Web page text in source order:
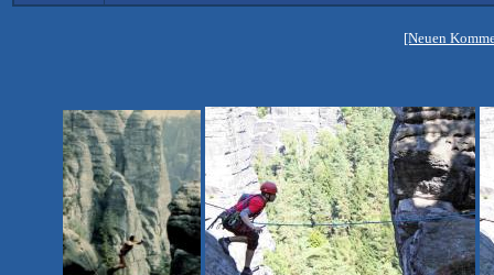
[Neuen